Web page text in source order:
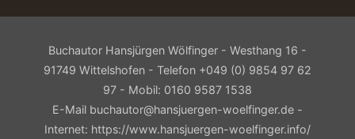
Buchautor Hansjürgen Wölfinger - Westhang 16 -
91749 Wittelshofen - Telefon +049 (0) 9854 97 62
97 - Mobil: 0160 9587 1538
E-Mail buchautor@hansjuergen-woelfinger.de -
Internet: https://www.hansjuergen-woelfinger.info/